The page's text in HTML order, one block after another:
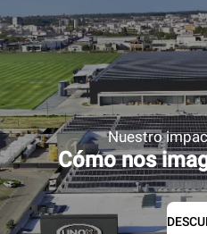
Nuestro
Cómo nos